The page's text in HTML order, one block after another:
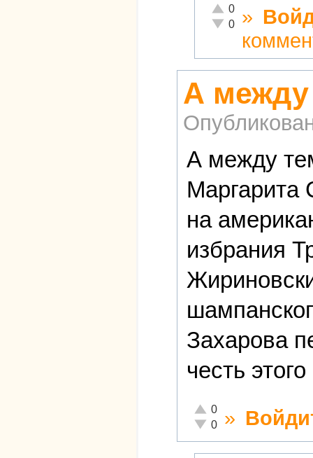
Отлично!
0
Неадекватно!
0 »
А
А между
Маргарита
на
избрания
Захарова
честь
Отлично!
0
Неадекватно!
0 »